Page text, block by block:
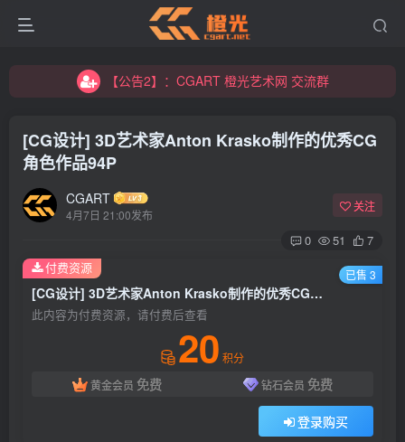
【公告2】：CGART 橙光艺术网 交流群
【公告2】：CGART 橙光艺术网 交流群
[CG设计] 3D艺术家Anton Krasko制作的优秀CG
角色作品94P
CGART
4月7日 21:00发布
关注
0 51 7
[CG设计] 3D艺术家Anton Krasko制作的优秀CG角色作品94P
此内容为付费资源，请付费后查看
20 积分
黄金会员 免费 钻石会员 免费
登录购买
付费资源 已售 3
登录
没有账号？立即注册
用户名/手机号/邮箱
登录密码
找回密码